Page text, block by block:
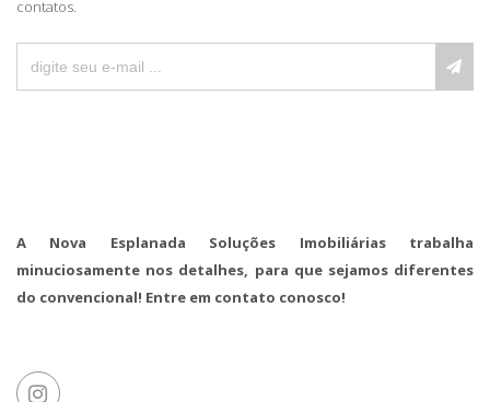
contatos.
A Nova Esplanada Soluções Imobiliárias trabalha
minuciosamente nos detalhes, para que sejamos diferentes
do convencional! Entre em contato conosco!